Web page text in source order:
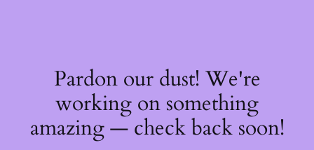
Pardon our dust! We're
working on something
amazing — check back soon!